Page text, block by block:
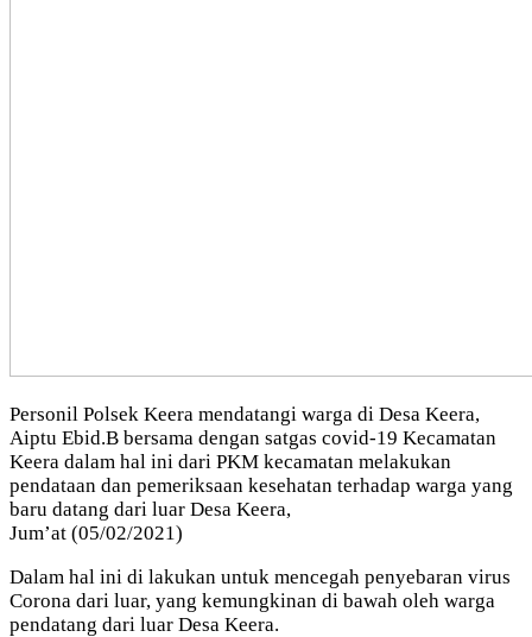
Personil Polsek Keera mendatangi warga di Desa Keera,
Aiptu Ebid.B bersama dengan satgas covid-19 Kecamatan
Keera dalam hal ini dari PKM kecamatan melakukan
pendataan dan pemeriksaan kesehatan terhadap warga yang
baru datang dari luar Desa Keera,
Jum’at (05/02/2021)
Dalam hal ini di lakukan untuk mencegah penyebaran virus
Corona dari luar, yang kemungkinan di bawah oleh warga
pendatang dari luar Desa Keera.